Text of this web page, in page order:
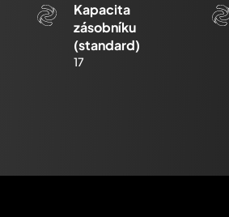
Kapacita
zásobníku
(standard)
17